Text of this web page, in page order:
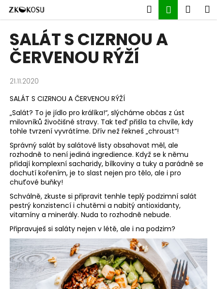
obsah
Hledat
SALÁT S CIZRNOU A
ČERVENOU RÝŽÍ
21.11.2020
SALÁT S CIZRNOU A ČERVENOU RÝŽÍ
„Salát? To je jídlo pro králíka!“, slýcháme občas z úst
milovníků živočišné stravy. Tak teď přišla ta chvíle, kdy
tohle tvrzení vyvrátíme. Dřív než řekneš „chroust“!
Správný salát by salátové listy obsahovat měl, ale
rozhodně to není jediná ingredience. Když se k němu
přidají komplexní sacharidy, bílkoviny a tuky a parádně se
dochutí kořením, je to slast nejen pro tělo, ale i pro
chuťové buňky!
Schválně, zkuste si připravit tenhle teplý podzimní salát
pestrý konzistencí i chutěmi a nabitý antioxidanty,
vitamíny a minerály. Nuda to rozhodně nebude.
Připravuješ si saláty nejen v létě, ale i na podzim?
o
C
o
p
t
ř
e
b
u
j
e
t
e
n
a
j
í
t
?